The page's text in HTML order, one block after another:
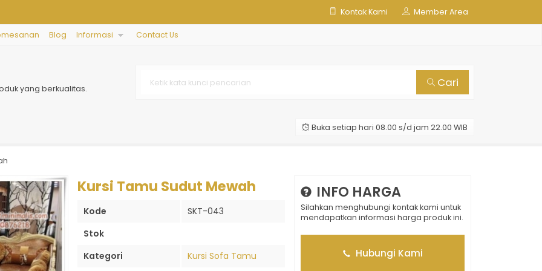
Kontak Kami Member Area
Blog Informasi Contact Us
yang berkualitas. Cari
Buka setiap hari 08.00 s/d jam 22.00 WIB
Kursi Tamu Sudut Mewah
Kode
SKT-043
Stok
Kategori
Kursi Sofa Tamu
INFO HARGA
Silahkan menghubungi kontak kami untuk
mendapatkan informasi harga produk ini.
Hubungi Kami